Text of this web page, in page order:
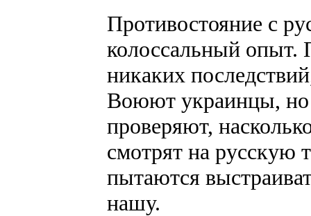
Противостояние с
колоссальный опыт.
никаких
Воюют украинцы,
проверяют,
смотрят на русскую
пытаются
нашу.